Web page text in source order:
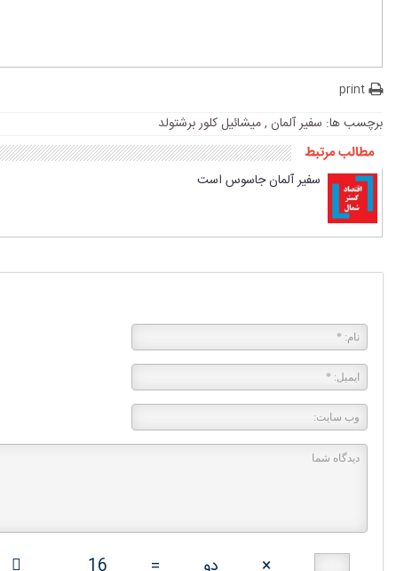
print
برچسب ها: سفیر آلمان ,میشائیل کلور برشتولد
مطالب مرتبط
سفیر آلمان جاسوس است